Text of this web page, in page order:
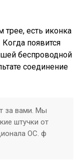
трее, есть иконка
появится
беспроводной
соединение
за вами. Мы
штучки от
ОС. ф